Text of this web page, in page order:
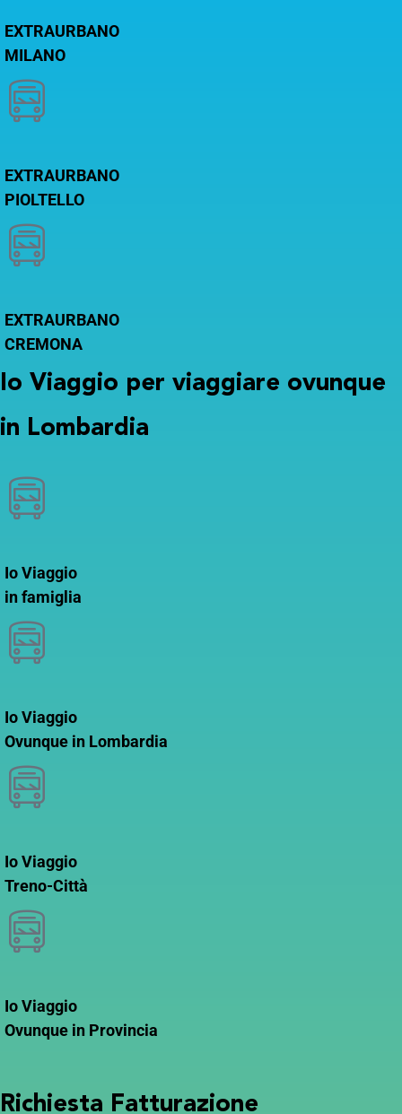
EXTRAURBANO
MILANO
EXTRAURBANO
PIOLTELLO
EXTRAURBANO
CREMONA
Io Viaggio per viaggiare ovunque
in Lombardia
Io Viaggio
in famiglia
Io Viaggio
Ovunque in Lombardia
Io Viaggio
Treno-Città
Io Viaggio
Ovunque in Provincia
Richiesta Fatturazione